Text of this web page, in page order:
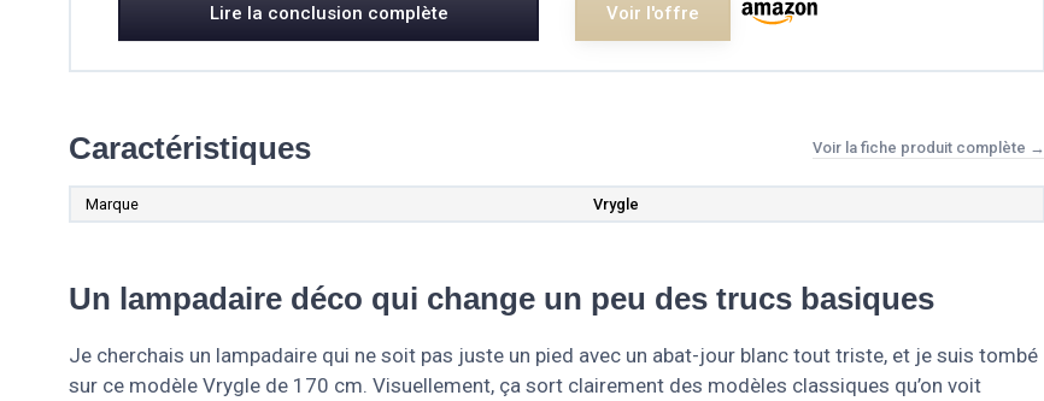
Lire la conclusion complète Voir l'offre
Caractéristiques Voir la fiche produit complète →
Marque Vrygle
Un lampadaire déco qui change un peu des trucs basiques
Je cherchais un lampadaire qui ne soit pas juste un pied avec un abat-jour blanc tout triste, et je suis tombé
sur ce modèle Vrygle de 170 cm. Visuellement, ça sort clairement des modèles classiques qu’on voit